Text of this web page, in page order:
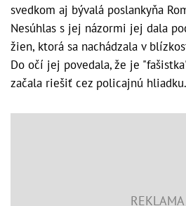
svedkom aj bývalá poslankyňa
Nesúhlas s jej názormi jej dala
žien, ktorá sa nachádzala v
Do očí jej povedala, že je
začala riešiť cez policajnú hliadku.